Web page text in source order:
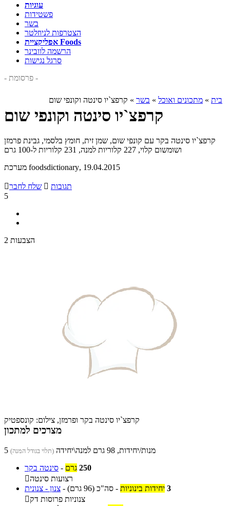
עוגיות
פשטידות
בשר
הצטרפות לניוזלטר
אפליקציית Foods
הרשמה לוובינר
סרגל נגישות
- פרסומת -
בית » מתכונים ואוכל » בשר » קרפצ`יו סינטה וקונפי שום
קרפצ`יו סינטה וקונפי שום
קרפצ`יו סינטה בקר עם קונפי שום, שמן זית, חומץ בלסמי, גבינת פרמזן
ושומשום קלוי, 227 קלוריות למנה, 231 קלוריות ל-100 גרם
מערכת foodsdictionary, 19.04.2015
שלח לחבר  תגובות
5
2 הצבעות
קרפצ`יו סינטה בקר ופרמזן, צילום: קונספטיק
מצרכים למתכון
5 מנות/יחידות, 98 גרם למנה\יחידה (תלוי בגודל המנה)
סינטה בקר - 250 גרם
רצועות סינטה
צנון - צנונית - 3 יחידות בינוניות - סה"כ (96 גרם)
צנוניות פרוסות דק